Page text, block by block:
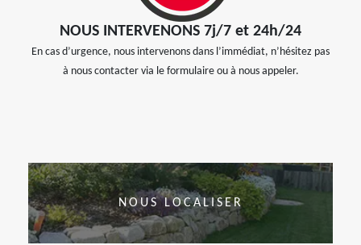
NOUS INTERVENONS 7j/7 et 24h/24
En cas d’urgence, nous intervenons dans l’immédiat, n’hésitez pas
à nous contacter via le formulaire ou à nous appeler.
NOUS LOCALISER